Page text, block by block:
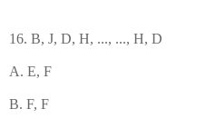
16. B, J, D, H, ..., ..., H, D
A. E, F
B. F, F